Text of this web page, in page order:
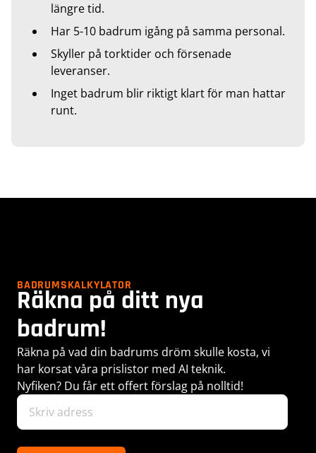
längre tid.
Har 5-10 badrum igång på samma personal.
Skyller på torktider och försenade
leveranser.
Inget badrum blir riktigt klart för man hattar
runt.
BADRUMSKALKYLATOR
Räkna på ditt nya
badrum!
Räkna på vad din badrums dröm skulle kosta, vi
har korsat våra prislistor med AI teknik.
Nyfiken? Du får ett offert förslag på nolltid!